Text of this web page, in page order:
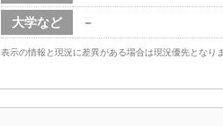
大学など
－
表示の情報と現況に差異がある場合は現況優先となりま